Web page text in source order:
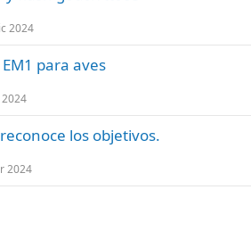
2024
para aves
2024
los objetivos.
2024